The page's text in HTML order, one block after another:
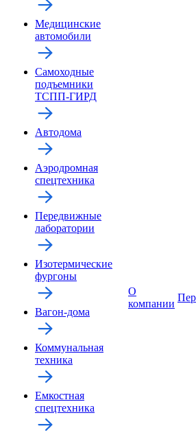
Медицинские
автомобили
Самоходные
подъемники
ТСПП-ГИРД
Автодома
Аэродромная
спецтехника
Передвижные
лаборатории
Изотермические
фургоны
Вагон-дома
Коммунальная
техника
Емкостная
спецтехника
О
компании